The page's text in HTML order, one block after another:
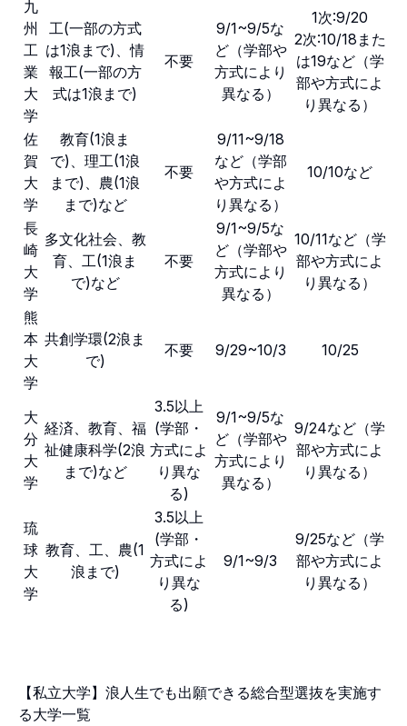
九
州
工
業
大
学
工(一部の方式
は1浪まで)、情
報工(一部の方
式は1浪まで)
不要
9/1~9/5な
ど（学部や
方式により
異なる）
1次:9/20
2次:10/18また
は19など（学
部や方式によ
り異なる）
佐
賀
大
学
教育(1浪ま
で)、理工(1浪
まで)、農(1浪
まで)など
不要
9/11~9/18
など（学部
や方式によ
り異なる）
10/10など
長
崎
大
学
多文化社会、教
育、工(1浪ま
で)など
不要
9/1~9/5な
ど（学部や
方式により
異なる）
10/11など（学
部や方式によ
り異なる）
熊
本
大
学
共創学環(2浪ま
で)
不要 9/29~10/3 10/25
大
分
大
学
経済、教育、福
祉健康科学(2浪
まで)など
3.5以上
(学部・
方式によ
り異な
る)
9/1~9/5な
ど（学部や
方式により
異なる）
9/24など（学
部や方式によ
り異なる）
琉
球
大
学
教育、工、農(1
浪まで)
3.5以上
(学部・
方式によ
り異な
る)
9/1~9/3
9/25など（学
部や方式によ
り異なる）
【私立大学】浪人生でも出願できる総合型選抜を実施す
る大学一覧